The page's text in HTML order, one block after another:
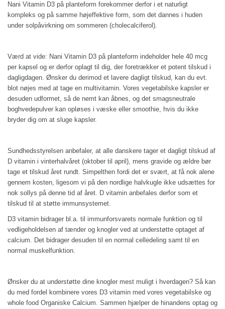
Nani Vitamin D3 på planteform forekommer derfor i et naturligt
kompleks og på samme højeffektive form, som det dannes i huden
under solpåvirkning om sommeren (cholecalciferol).
Værd at vide: Nani Vitamin D3 på planteform indeholder hele 40 mcg
per kapsel og er derfor oplagt til dig, der foretrækker et potent tilskud i
dagligdagen. Ønsker du derimod et lavere dagligt tilskud, kan du evt.
blot nøjes med at tage en multivitamin. Vores vegetabilske kapsler er
desuden udformet, så de nemt kan åbnes, og det smagsneutrale
boghvedepulver kan opløses i væske eller smoothie, hvis du ikke
bryder dig om at sluge kapsler.
Sundhedsstyrelsen anbefaler, at alle danskere tager et dagligt tilskud af
D vitamin i vinterhalvåret (oktober til april), mens gravide og ældre bør
tage et tilskud året rundt. Simpelthen fordi det er svært, at få nok alene
gennem kosten, ligesom vi på den nordlige halvkugle ikke udsættes for
nok sollys på denne tid af året. D vitamin anbefales derfor som et
tilskud til at støtte immunsystemet.
D3 vitamin bidrager bl.a. til immunforsvarets normale funktion og til
vedligeholdelsen af tænder og knogler ved at understøtte optaget af
calcium. Det bidrager desuden til en normal celledeling samt til en
normal muskelfunktion.
Ønsker du at understøtte dine knogler mest muligt i hverdagen? Så kan
du med fordel kombinere vores D3 vitamin med vores vegetabilske og
whole food Organiske Calcium. Sammen hjælper de hinandens optag og